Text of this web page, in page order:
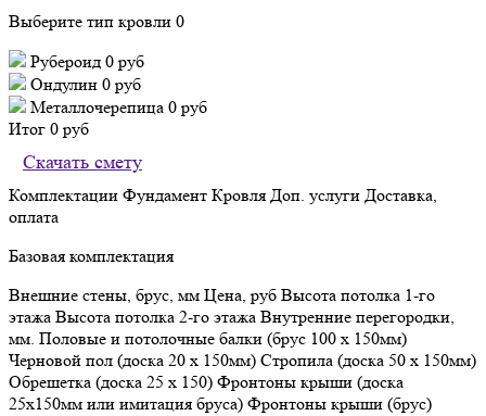
Выберите тип кровли 0
Рубероид 0 руб
Ондулин 0 руб
Металлочерепица 0 руб
Итог 0 руб
Скачать смету
Комплектации Фундамент Кровля Доп. услуги Доставка,
оплата
Базовая комплектация
Внешние стены, брус, мм Цена, руб Высота потолка 1-го
этажа Высота потолка 2-го этажа Внутренние перегородки,
мм. Половые и потолочные балки (брус 100 х 150мм)
Черновой пол (доска 20 х 150мм) Стропила (доска 50 х 150мм)
Обрешетка (доска 25 х 150) Фронтоны крыши (доска
25х150мм или имитация бруса) Фронтоны крыши (брус)